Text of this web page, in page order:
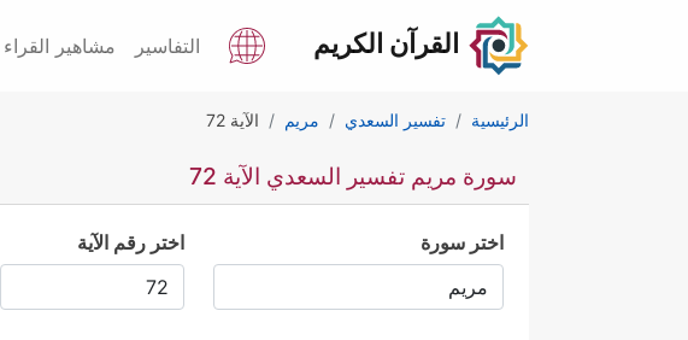
القرآن الكريم التفاسير مشاهير القراء
الرئيسية تفسير السعدي مريم الآية 72
سورة مريم تفسير السعدي الآية 72
اختر سورة اختر رقم الآية